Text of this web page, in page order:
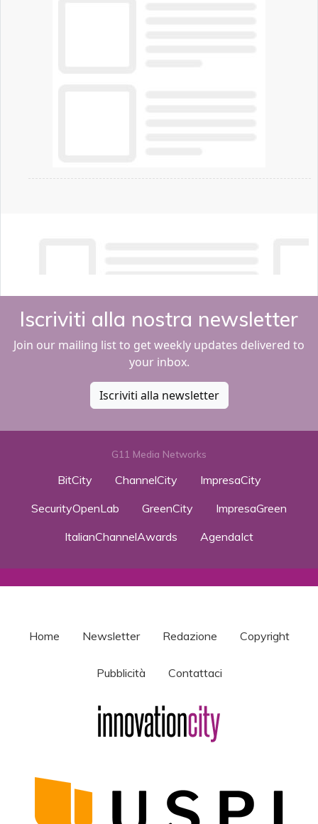
Iscriviti alla nostra newsletter
Join our mailing list to get weekly updates delivered to
your inbox.
Iscriviti alla newsletter
G11 Media Networks
BitCity ChannelCity
ImpresaCity
SecurityOpenLab
GreenCity
ImpresaGreen
ItalianChannelAwards
AgendaIct
Home Newsletter Redazione Copyright
Pubblicità Contattaci